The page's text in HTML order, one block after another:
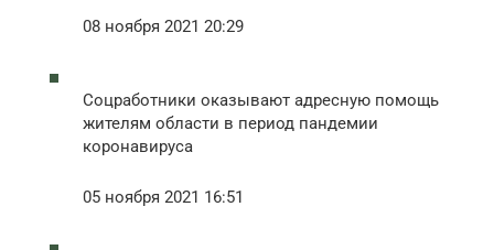
08 ноября 2021 20:29
Соцработники оказывают адресную помощь
жителям области в период пандемии
коронавируса
05 ноября 2021 16:51